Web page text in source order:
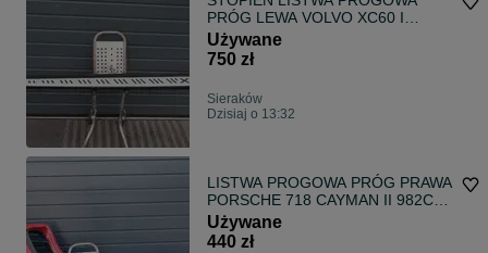
PRÓG LEWA VOLVO XC60 I
31253569 2008-2013
Używane
750 zł
Sieraków
Dzisiaj o 13:32
LISTWA PROGOWA PRÓG PRAWA
PORSCHE 718 CAYMAN II 982C
LIFT BOXSTER IV 982 982854886
982854884 2015-2025
Używane
440 zł